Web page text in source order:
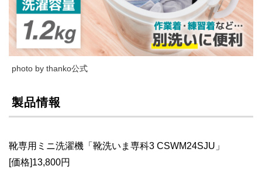
photo by thanko公式
製品情報
靴専用ミニ洗濯機「靴洗いま専科3 CSWM24SJU」
[価格]13,800円